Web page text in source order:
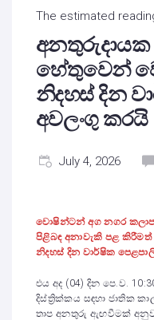
The estimated
අනතුරුදායක
හේතුවෙන්
නිදහස් දින
අවලංගු කරයි
July 4, 2026
වොෂින්ටන් අග නගර
පිළිබඳ අනාවැකි පළ
නිදහස් දින වාර්ෂික
එය අද (04) දින පෙ.ව.
දිස්ත්‍රික්කය සඳහා ජාතික
තාප අනතුරු ඇඟවීමක්